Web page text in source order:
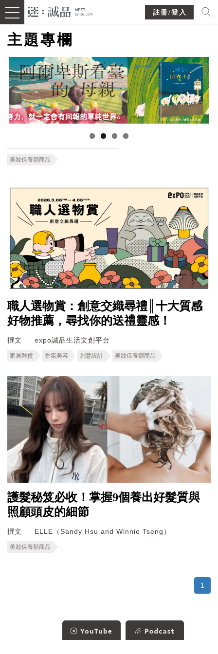
註冊/登入
主題專欄
美妝保養類商品
職人選物賞：創意交織尋禮║十大質感
好物推薦，尋找你的送禮靈感！
撰文 expo誠品生活文創平台
家居雜貨 香氛美容 創意設計 美妝保養類商品
護髮秘笈必收！掌握9個養出好髮質與
照顧頭皮的細節
撰文 ELLE（Sandy Hsu and Winnie Tseng）
美妝保養類商品
1